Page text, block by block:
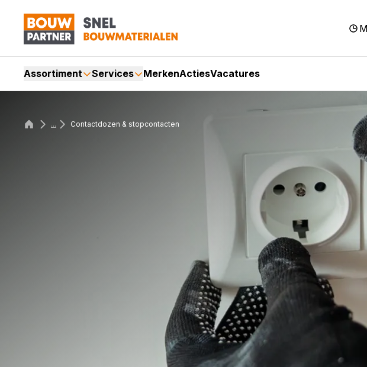
Assortiment Services MerkenActiesVacatures
... Contactdozen & stopcontacten